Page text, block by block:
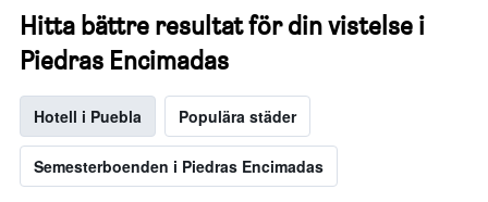
Hitta bättre resultat för din vistelse i
Piedras Encimadas
Hotell i Puebla Populära städer
Semesterboenden i Piedras Encimadas